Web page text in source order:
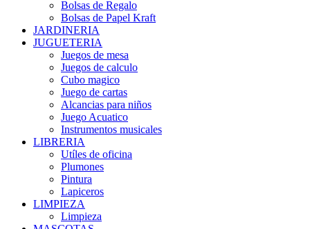
Bolsas de Regalo
Bolsas de Papel Kraft
JARDINERIA
JUGUETERIA
Juegos de mesa
Juegos de calculo
Cubo magico
Juego de cartas
Alcancias para niños
Juego Acuatico
Instrumentos musicales
LIBRERIA
Utíles de oficina
Plumones
Pintura
Lapiceros
LIMPIEZA
Limpieza